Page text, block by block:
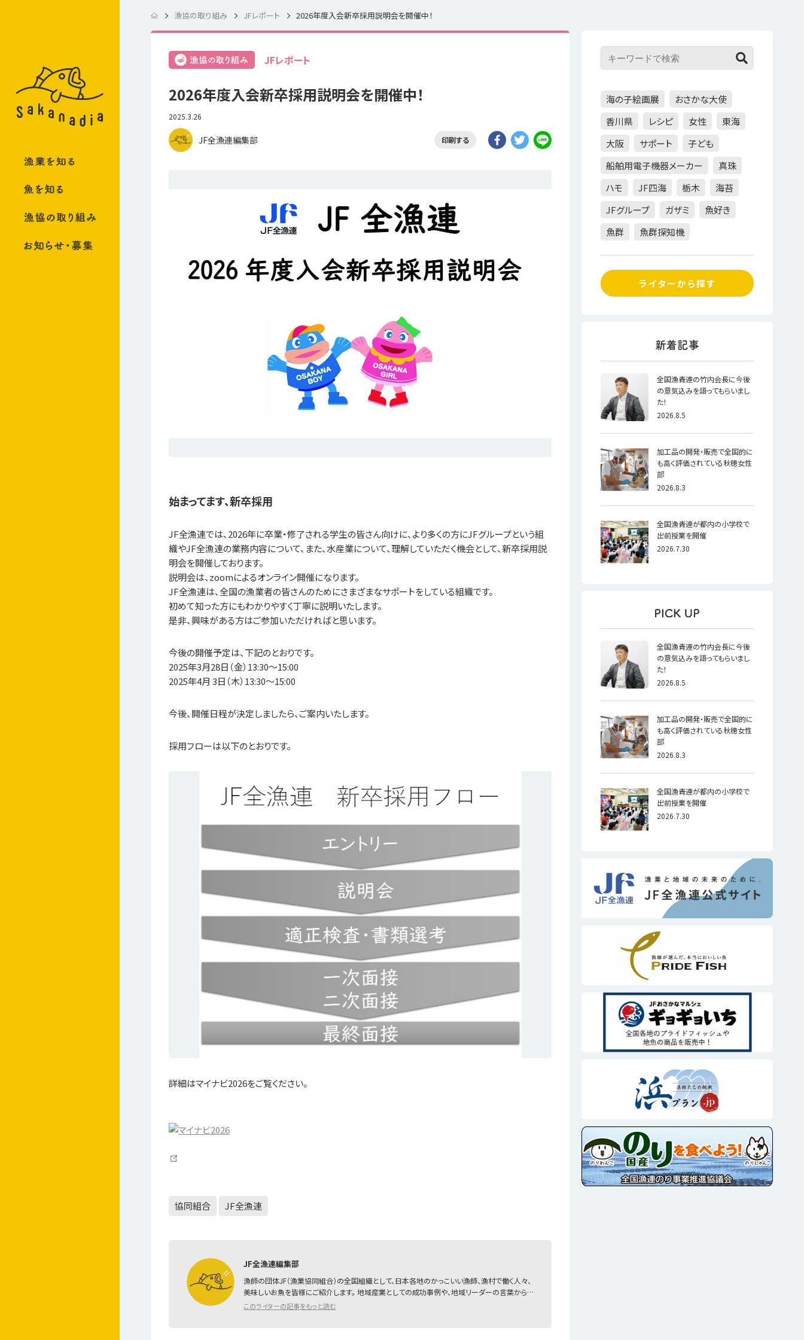
漁協の取り組み JFレポート 2026年度入会新卒採用説明会を開催中！
JFレポート
2026年度入会新卒採用説明会を開催中！
2025.3.26
JF全漁連編集部 印刷する
始まってます、新卒採用
JF全漁連では、2026年に卒業・修了される学生の皆さん向けに、より多くの方にJFグループという組
織やJF全漁連の業務内容について、また、水産業について、理解していただく機会として、新卒採用説
明会を開催しております。
説明会は、zoomによるオンライン開催になります。
JF全漁連は、全国の漁業者の皆さんのためにさまざまなサポートをしている組織です。
初めて知った方にもわかりやすく丁寧に説明いたします。
是非、興味がある方はご参加いただければと思います。
今後の開催予定は、下記のとおりです。
2025年3月28日（金）13:30～15:00
2025年4月 3日（木）13:30～15:00
今後、開催日程が決定しましたら、ご案内いたします。
採用フローは以下のとおりです。
詳細はマイナビ2026をご覧ください。
協同組合 JF全漁連
JF全漁連編集部
漁師の団体JF（漁業協同組合）の全国組織として、日本各地のかっこいい漁師、漁村で働く人々、
美味しいお魚を皆様にご紹介します。 地域産業としての成功事例や、地域リーダーの言葉から…
このライターの記事をもっと読む
海の子絵画展
おさかな大使
香川県
レシピ 女性
東海
大阪
サポート
子ども
船舶用電子機器メーカー
真珠
ハモ
JF四海 栃木
海苔
JFグループ
ガザミ
魚好き
魚群
魚群探知機
ライターから探す
全国漁青連の竹内会長に今後
の意気込みを語ってもらいまし
た！
2026.8.5
加工品の開発・販売で全国的に
も高く評価されている秋穂女性
部
2026.8.3
全国漁青連が都内の小学校で
出前授業を開催
2026.7.30
全国漁青連の竹内会長に今後
の意気込みを語ってもらいまし
た！
2026.8.5
加工品の開発・販売で全国的に
も高く評価されている秋穂女性
部
2026.8.3
全国漁青連が都内の小学校で
出前授業を開催
2026.7.30